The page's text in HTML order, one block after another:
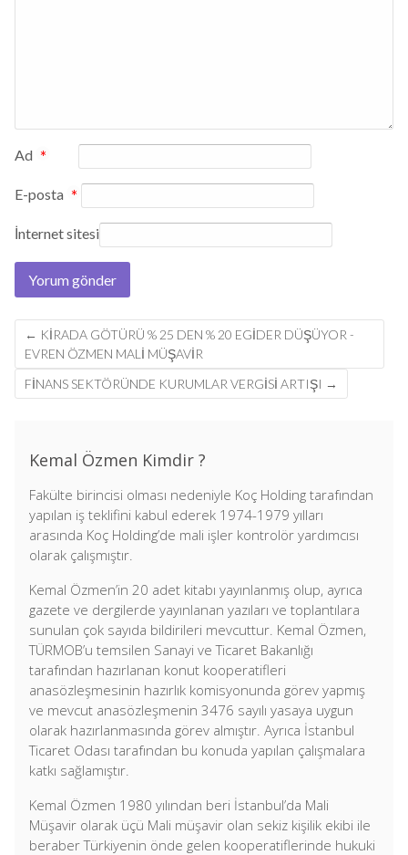
Ad *
E-posta *
İnternet sitesi
Post
navigation
← KİRADA GÖTÜRÜ % 25 DEN % 20 EGİDER DÜŞÜYOR -
EVREN ÖZMEN MALİ MÜŞAVİR
FINANS SEKTÖRÜNDE KURUMLAR VERGISI ARTIŞI →
Kemal Özmen Kimdir ?
Fakülte birincisi olması nedeniyle Koç Holding tarafından
yapılan iş teklifini kabul ederek 1974-1979 yılları
arasında Koç Holding’de mali işler kontrolör yardımcısı
olarak çalışmıştır.
Kemal Özmen’in 20 adet kitabı yayınlanmış olup, ayrıca
gazete ve dergilerde yayınlanan yazıları ve toplantılara
sunulan çok sayıda bildirileri mevcuttur. Kemal Özmen,
TÜRMOB’u temsilen Sanayi ve Ticaret Bakanlığı
tarafından hazırlanan konut kooperatifleri
anasözleşmesinin hazırlık komisyonunda görev yapmış
ve mevcut anasözleşmenin 3476 sayılı yasaya uygun
olarak hazırlanmasında görev almıştır. Ayrıca İstanbul
Ticaret Odası tarafından bu konuda yapılan çalışmalara
katkı sağlamıştır.
Kemal Özmen 1980 yılından beri İstanbul’da Mali
Müşavir olarak üçü Mali müşavir olan sekiz kişilik ekibi ile
beraber Türkiyenin önde gelen kooperatiflerinde hukuki